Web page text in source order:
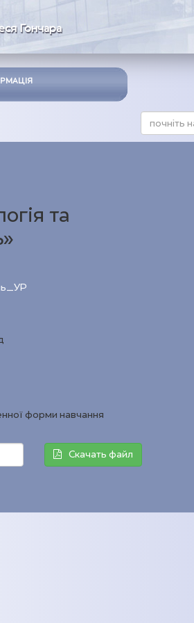
Гончара
та
форми навчання
Скачать файл